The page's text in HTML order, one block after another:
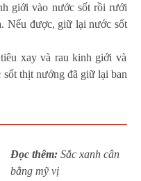
giới vào nước sốt rồi rưới
Nếu được, giữ lại nước sốt
xay và rau kinh giới và
thịt nướng đã giữ lại ban
Đọc thêm: Sắc xanh cân
bằng mỹ vị